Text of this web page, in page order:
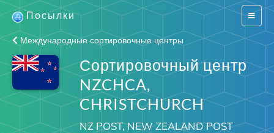
Switch
Посылки
Международные сортировочные центры
Сортировочный центр
NZCHCA,
CHRISTCHURCH
NZ POST, NEW ZEALAND POST